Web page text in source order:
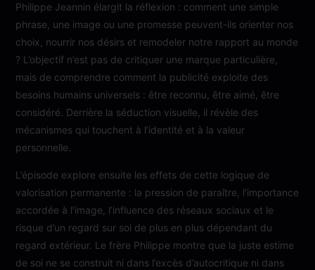
Philippe Jeannin élargit la réflexion : comment une simple
phrase, une image ou une promesse peuvent-ils orienter nos
choix, nourrir nos désirs et remodeler notre rapport au monde
? L’objectif n’est pas de critiquer une marque particulière,
mais de comprendre comment la publicité exploite des
besoins humains universels : être reconnu, être aimé, être
considéré. Derrière la séduction visuelle, il révèle des
mécanismes qui touchent à l’identité et à la valeur
personnelle.
L’épisode explore ensuite les effets de cette logique de
valorisation permanente : la pression de paraître, l’importance
accordée à l’image, l’influence des réseaux sociaux et le
risque d’un regard sur soi de plus en plus dépendant du
regard extérieur. Le frère Philippe montre que la juste estime
de soi ne se construit ni dans l’excès d’autocritique ni dans